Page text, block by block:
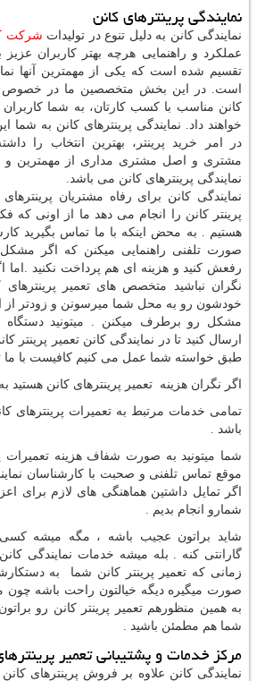
نمایندگی پرینترهای کانن
نمایندگی کانن به دلیل تنوع در تولیدات شرکت
عملکرد و راهنمایی هرچه بهتر کاربران
تقسیم شده است که یکی از مهمترین آنها
است. در این بخش متخصصین ما در خصوص
کانن مناسب با کسب کارتان، به شما کاربران
خواهند داد. نمایندگی پرینترهای کانن به شما
در امر خرید پرینتر، بهترین انتخاب را
مشتری و اصل مشتری مداری از مهمترین و
نمایندگی پرینترهای کانن می باشد.
نمایندگی کانن برای رفاه مشتریان
پرینتر کانن را انجام می دهد ما از اونی که
هستیم . به محض اینکه با ما تماس بگیرید
صورت تلفنی راهنمایی میکنن که اگر
رفعش کنید و هزینه ای هم پرداخت نکنید .اما
نگران نباشید متخصص های تعمیر
خودشون رو به محل شما میرسونن و زودتر از
مشکل رو برطرف میکنن . میتونید دستگاه
ارسال کنید تا در نمایندگی کانن تعمیر پرینتر
طبق خواسته شما عمل می کنیم کافیست با ما
اگر نگران هزینه تعمیر پرینترهای کانن هستید
تمامی خدمات مرتبط به تعمیرات پرینترهای
باشد .
شما میتونید به صورت شفاف هزینه تعمیرات
موقع تماس تلفنی و صحبت با کارشناسان
اگر تمایل داشتین هماهنگی های لازم برای
شمارو انجام بدیم .
شاید براتون عجیب باشه ، مگه میشه کسی
گارانتی کنه . بله میشه خدمات نمایندگی
زمانی که تعمیر پرینتر کانن شما به
صورت میگیره دیگه خیالتون راحت باشه چون
به همین منظورهم تعمیر پرینتر کانن رو
شما هم مطمئن باشید .
مرکز خدمات و پشتیبانی تعمیر
نمایندگی کانن علاوه بر فروش پرینترهای کانن